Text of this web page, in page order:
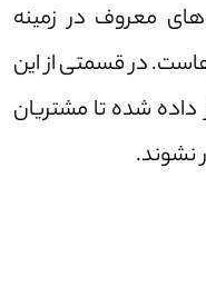
معروف در زمینه
در قسمتی از این
شده تا مشتریان
نشوند.